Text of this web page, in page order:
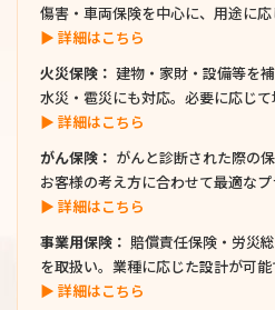
傷害・車両保険を中心に、用途に応
▶ 詳細はこちら
火災保険： 建物・家財・設備等を
水災・雹災にも対応。必要に応じて
▶ 詳細はこちら
がん保険： がんと診断された際の
お客様の考え方に合わせて最適なプ
▶ 詳細はこちら
事業用保険： 賠償責任保険・労災
を取扱い。業種に応じた設計が可能
▶ 詳細はこちら